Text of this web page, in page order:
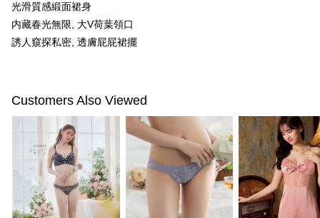
一、 AFTEE代金後払いについて
1.お支払い方法でAFTEE代金後払いを選択すると、携帯電話認証ウィンド
ウが表示されます。
2.SMSで認証してお支払い手続を進めてください。
の場合は、AFTEE アプリプッシュ通知が届きます。
はアプリの通知に従って、4大コンビニ、またはATM/オンラインバンキン
グでお支払いください。
代金納付期限は最短で 14 日以内ですので、ご注意ください。AFTEE アプ
リをダウンロードして AFTEE 会員になるとお支払い期限を最長 45 日以内
まで延長できます。
お支払期限は、ショップが請求した期日と、AFTEEで延長できる日数をも
配送方法
付款後全家取貨
配送毎にNT$100、NT$1,500以上で送料無料
7-11取付
配送毎にNT$100、NT$1,500以上で送料無料
付款後7-11取貨
光滑質感緞面裙身
内藏春光無限, 大V荷葉領口
誘人窺探私密, 透膚屁屁裙擺
Customers Also Viewed